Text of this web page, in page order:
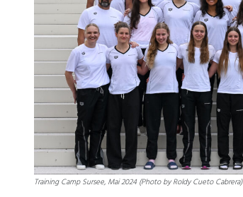
Training Camp Sursee, Mai 2024 (Photo by Roldy Cueto Cabrera)